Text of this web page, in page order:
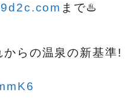
まで♨️
からの温泉の新基準!